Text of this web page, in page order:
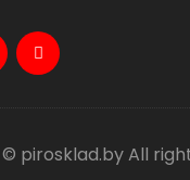
pirosklad.by All